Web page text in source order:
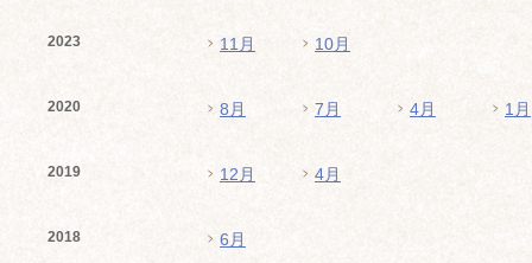
2023 11月 10月
2020 8月 7月 4月 1月
2019 12月 4月
2018 6月